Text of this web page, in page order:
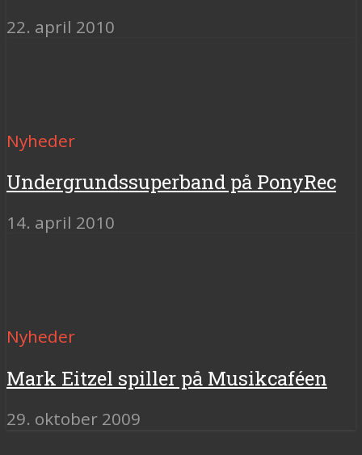
22. april 2010
Nyheder
Undergrundssuperband på PonyRec
14. april 2010
Nyheder
Mark Eitzel spiller på Musikcaféen
29. oktober 2009